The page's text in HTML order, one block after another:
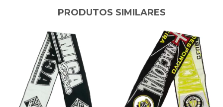
PRODUTOS SIMILARES